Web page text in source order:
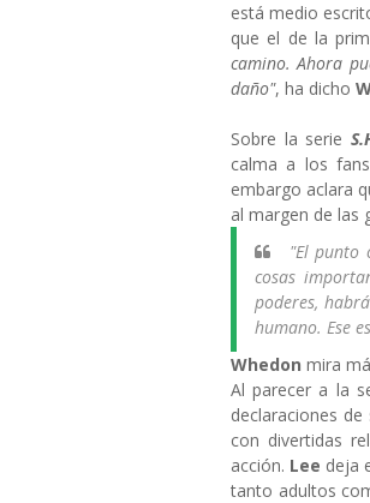
está medio
que el de la
camino. Ahora
daño", ha dicho
Sobre la serie
calma a los
embargo aclara
al margen de las
"El punto
cosas
poderes,
humano. Ese
Whedon mira
Al parecer a la
declaraciones de
con divertidas
acción. Lee deja
tanto adultos